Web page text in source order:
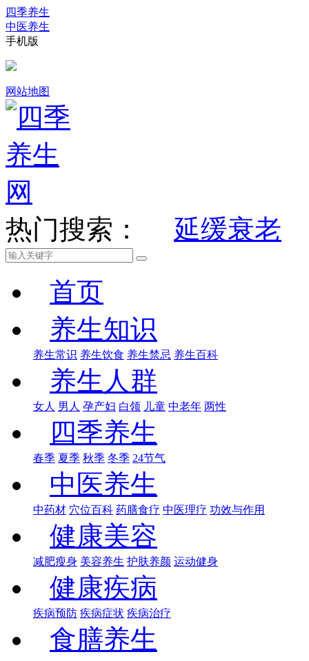
四季养生
中医养生
手机版
网站地图
热门搜索： 延缓衰老
首页
养生知识
养生常识 养生饮食 养生禁忌 养生百科
养生人群
女人 男人 孕产妇 白领 儿童 中老年 两性
四季养生
春季 夏季 秋季 冬季 24节气
中医养生
中药材 穴位百科 药膳食疗 中医理疗 功效与作用
健康美容
减肥瘦身 美容养生 护肤养颜 运动健身
健康疾病
疾病预防 疾病症状 疾病治疗
食膳养生